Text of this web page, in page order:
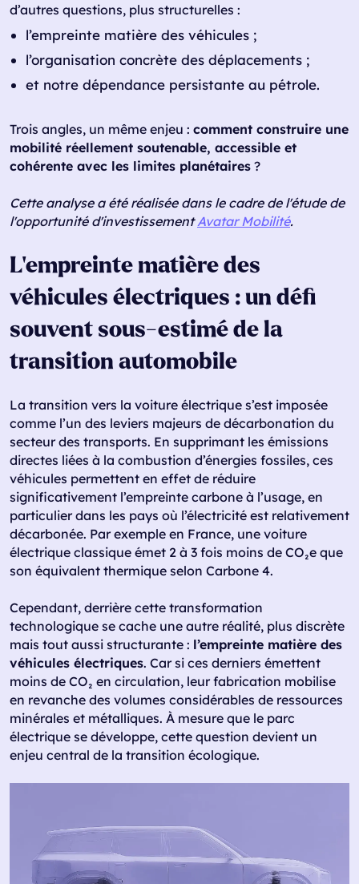
d’autres questions, plus structurelles :
l’empreinte matière des véhicules ;
l’organisation concrète des déplacements ;
et notre dépendance persistante au pétrole.
Trois angles, un même enjeu : comment construire une
mobilité réellement soutenable, accessible et
cohérente avec les limites planétaires ?
Cette analyse a été réalisée dans le cadre de l'étude de
l'opportunité d'investissementAvatar Mobilité.
L’empreinte matière des
véhicules électriques : un défi
souvent sous-estimé de la
transition automobile
La transition vers la voiture électrique s’est imposée
comme l’un des leviers majeurs de décarbonation du
secteur des transports. En supprimant les émissions
directes liées à la combustion d’énergies fossiles, ces
véhicules permettent en effet de réduire
significativement l’empreinte carbone à l’usage, en
particulier dans les pays où l’électricité est relativement
décarbonée. Par exemple en France, une voiture
électrique classique émet 2 à 3 fois moins de CO₂e que
son équivalent thermique selon Carbone 4.
Cependant, derrière cette transformation
technologique se cache une autre réalité, plus discrète
mais tout aussi structurante : l’empreinte matière des
véhicules électriques. Car si ces derniers émettent
moins de CO₂ en circulation, leur fabrication mobilise
en revanche des volumes considérables de ressources
minérales et métalliques. À mesure que le parc
électrique se développe, cette question devient un
enjeu central de la transition écologique.